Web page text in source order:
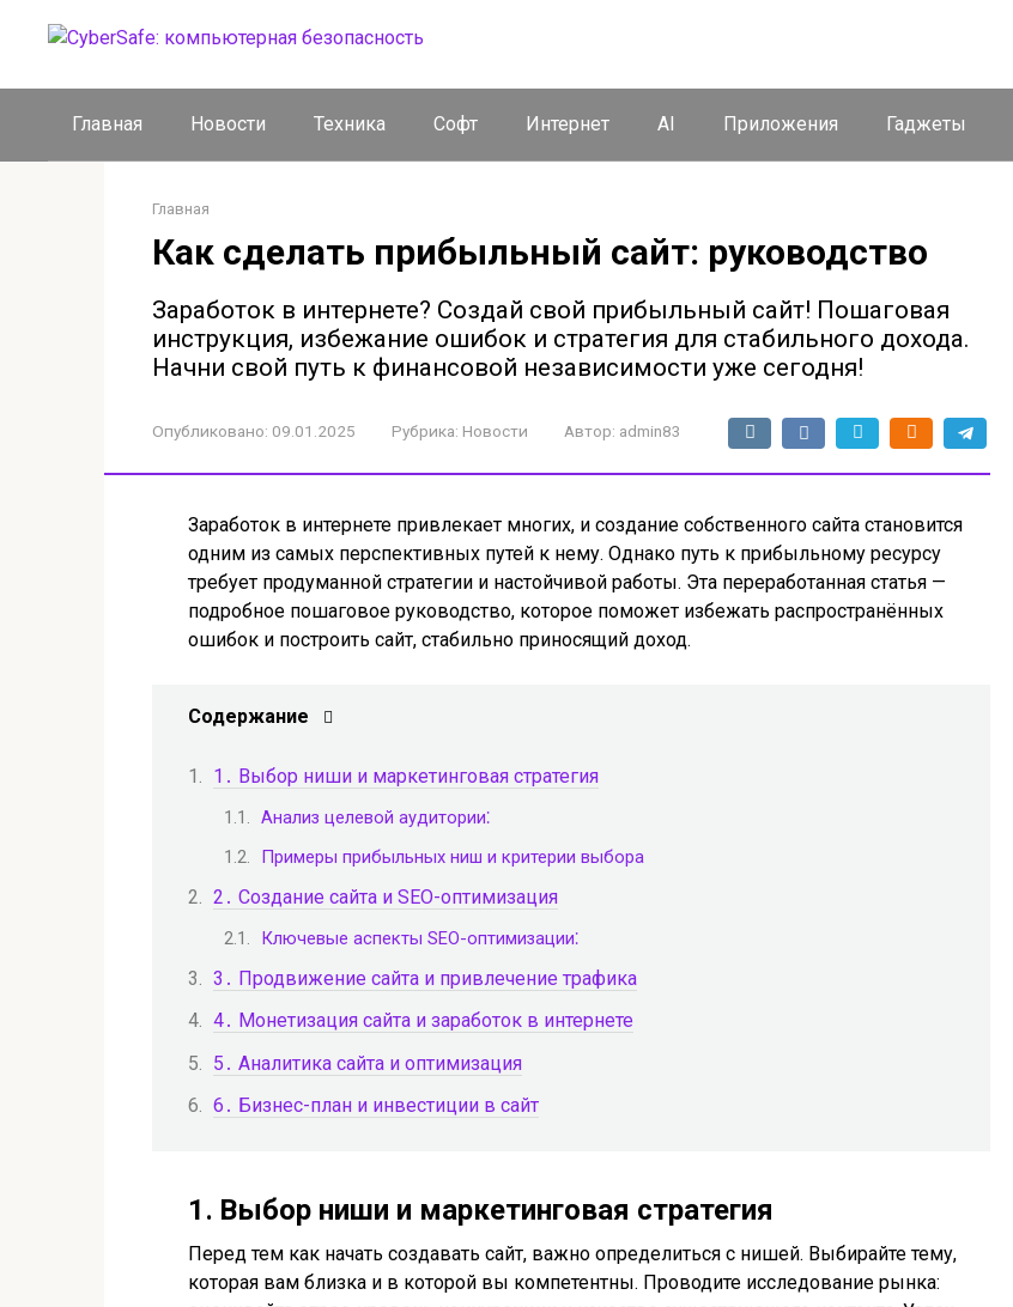
Главная Новости Техника Софт Интернет AI Приложения Гаджеты
Главная
Как сделать прибыльный сайт: руководство
Заработок в интернете? Создай свой прибыльный сайт! Пошаговая
инструкция, избежание ошибок и стратегия для стабильного дохода.
Начни свой путь к финансовой независимости уже сегодня!
Опубликовано: 09.01.2025 Рубрика: Новости Автор: admin83
Заработок в интернете привлекает многих, и создание собственного сайта становится
одним из самых перспективных путей к нему. Однако путь к прибыльному ресурсy
требует продуманной стратегии и настойчивой работы. Эта переработанная статья —
подробное пошаговое руководство, которое поможет избежать распространённых
ошибок и построить сайт, стабильно приносящий доход.
Содержание
1․ Выбор ниши и маркетинговая стратегия
Анализ целевой аудитории⁚
Примеры прибыльных ниш и критерии выбора
2․ Создание сайта и SEO-оптимизация
Ключевые аспекты SEO-оптимизации⁚
3․ Продвижение сайта и привлечение трафика
4․ Монетизация сайта и заработок в интернете
5․ Аналитика сайта и оптимизация
6․ Бизнес-план и инвестиции в сайт
1․ Выбор ниши и маркетинговая стратегия
Перед тем как начать создавать сайт, важно определиться с нишей. Выбирайте тему,
которая вам близка и в которой вы компетентны. Проводите исследование рынка: